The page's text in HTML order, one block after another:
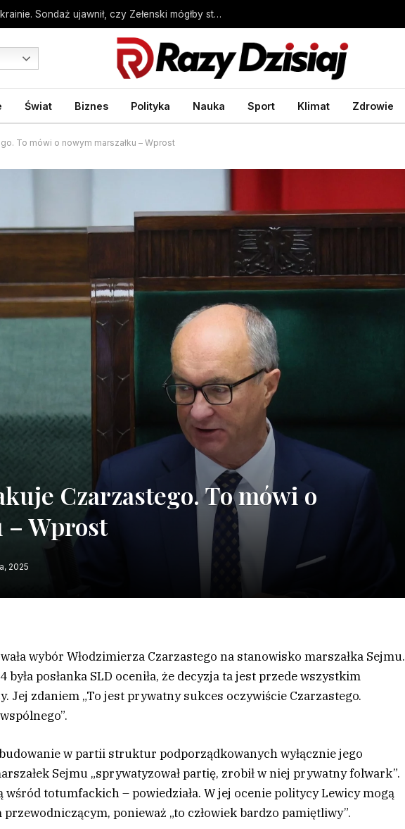
Wybory prezydenckie w Ukrainie. Sondaż ujawnił, czy Zełenski mógłby stracić władzę – Wprost
Świat Biznes Polityka Nauka Sport Klimat Zdrowie
To mówi o nowym marszałku – Wprost
Czarzastego. To mówi o
– Wprost
2025
wybór Włodzimierza Czarzastego na stanowisko marszałka Sejmu.
posłanka SLD oceniła, że decyzja ta jest przede wszystkim
Jej zdaniem „To jest prywatny sukces oczywiście Czarzastego.
w partii struktur podporządkowanych wyłącznie jego
Sejmu „sprywatyzował partię, zrobił w niej prywatny folwark”.
totumfackich – powiedziała. W jej ocenie politycy Lewicy mogą
ponieważ „to człowiek bardzo pamiętliwy”.